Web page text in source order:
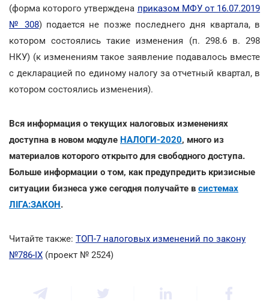
(форма которого утверждена приказом МФУ от 16.07.2019
№ 308) подается не позже последнего дня квартала, в
котором состоялись такие изменения (п. 298.6 в. 298
НКУ) (к изменениям такое заявление подавалось вместе
с декларацией по единому налогу за отчетный квартал, в
котором состоялись изменения).
Вся информация о текущих налоговых изменениях
доступна в новом модуле НАЛОГИ-2020, много из
материалов которого открыто для свободного доступа.
Больше информации о том, как предупредить кризисные
ситуации бизнеса уже сегодня получайте в системах
ЛІГА:ЗАКОН.
Читайте также: ТОП-7 налоговых изменений по закону
№786-ІХ (проект № 2524)